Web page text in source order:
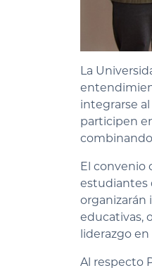
La
integrarse
participen
El convenio
estudiantes
organizarán
educativas,
liderazgo
Al respecto